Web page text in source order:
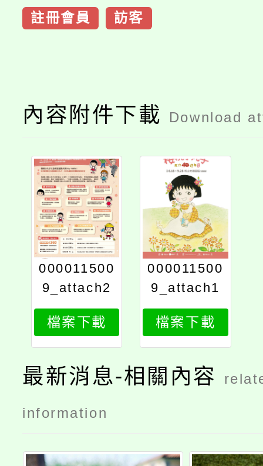
註冊會員 訪客
內容附件下載 Download
000011500
9_attach2
檔案下載
000011500
9_attach1
檔案下載
最新消息-相關內容
information